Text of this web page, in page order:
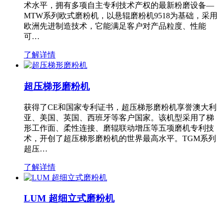
术水平，拥有多项自主专利技术产权的最新粉磨设备—
MTW系列欧式磨粉机，以悬辊磨粉机9518为基础，采用
欧洲先进制造技术，它能满足客户对产品粒度、性能
可…
了解详情
超压梯形磨粉机
获得了CE和国家专利证书，超压梯形磨粉机享誉澳大利
亚、美国、英国、西班牙等客户国家。该机型采用了梯
形工作面、柔性连接、磨辊联动增压等五项磨机专利技
术，开创了超压梯形磨粉机的世界最高水平。TGM系列
超压…
了解详情
LUM 超细立式磨粉机